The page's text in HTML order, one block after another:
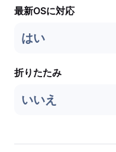
最新OSに対応
はい
折りたたみ
いいえ